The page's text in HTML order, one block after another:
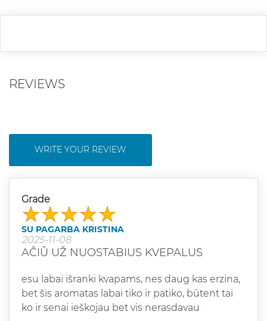
REVIEWS
WRITE YOUR REVIEW
Grade
SU PAGARBA KRISTINA
2025-11-08
AČIŪ UŽ NUOSTABIUS KVEPALUS
esu labai išranki kvapams, nes daug kas erzina,
bet šis aromatas labai tiko ir patiko, būtent tai
ko ir senai ieškojau bet vis nerasdavau